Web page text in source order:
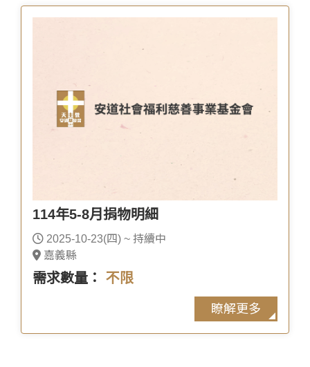
114年5-8月捐物明細
2025-10-23(四) ~ 持續中
嘉義縣
需求數量： 不限
瞭解更多